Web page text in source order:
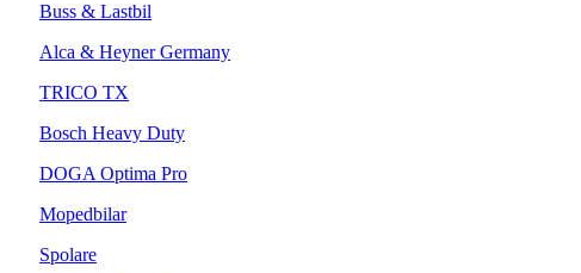
Buss & Lastbil
Alca & Heyner Germany
TRICO TX
Bosch Heavy Duty
DOGA Optima Pro
Mopedbilar
Spolare